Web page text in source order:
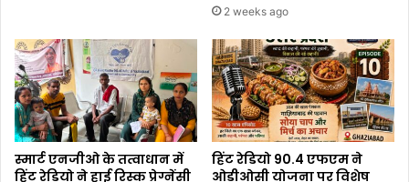
2 weeks ago
स्मार्ट एनजीओ के तत्वाधान में
हिंट रेडियो ने हाई रिस्क प्रेग्नेंसी
हिंट रेडियो 90.4 एफएम ने
ओडीओसी योजना पर विशेष